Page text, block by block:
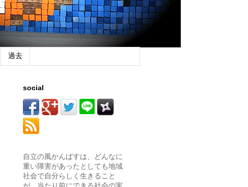
過去
social
自立の風かんばすは、どんなに
重い障害があったとしても地域
社会で自分らしく生きること